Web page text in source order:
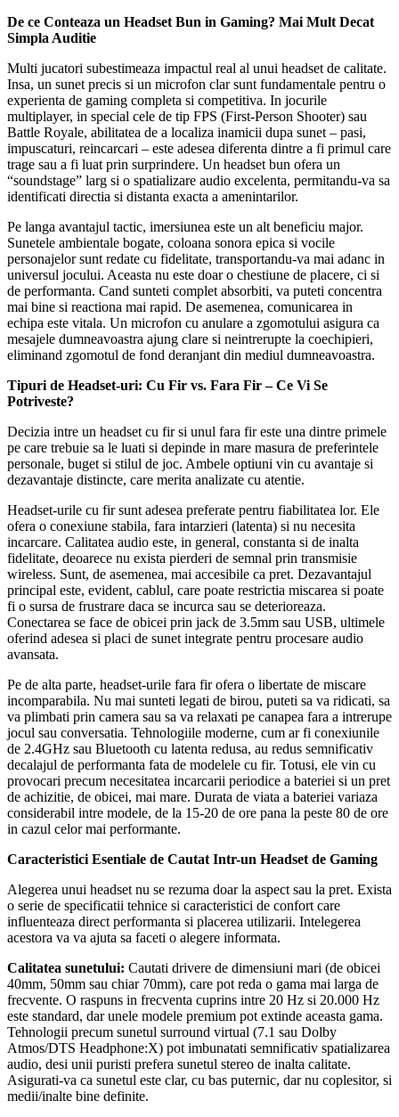
De ce Conteaza un Headset Bun in Gaming? Mai Mult Decat
Simpla Auditie
Multi jucatori subestimeaza impactul real al unui headset de calitate.
Insa, un sunet precis si un microfon clar sunt fundamentale pentru o
experienta de gaming completa si competitiva. In jocurile
multiplayer, in special cele de tip FPS (First-Person Shooter) sau
Battle Royale, abilitatea de a localiza inamicii dupa sunet – pasi,
impuscaturi, reincarcari – este adesea diferenta dintre a fi primul care
trage sau a fi luat prin surprindere. Un headset bun ofera un
“soundstage” larg si o spatializare audio excelenta, permitandu-va sa
identificati directia si distanta exacta a amenintarilor.
Pe langa avantajul tactic, imersiunea este un alt beneficiu major.
Sunetele ambientale bogate, coloana sonora epica si vocile
personajelor sunt redate cu fidelitate, transportandu-va mai adanc in
universul jocului. Aceasta nu este doar o chestiune de placere, ci si
de performanta. Cand sunteti complet absorbiti, va puteti concentra
mai bine si reactiona mai rapid. De asemenea, comunicarea in
echipa este vitala. Un microfon cu anulare a zgomotului asigura ca
mesajele dumneavoastra ajung clare si neintrerupte la coechipieri,
eliminand zgomotul de fond deranjant din mediul dumneavoastra.
Tipuri de Headset-uri: Cu Fir vs. Fara Fir – Ce Vi Se
Potriveste?
Decizia intre un headset cu fir si unul fara fir este una dintre primele
pe care trebuie sa le luati si depinde in mare masura de preferintele
personale, buget si stilul de joc. Ambele optiuni vin cu avantaje si
dezavantaje distincte, care merita analizate cu atentie.
Headset-urile cu fir sunt adesea preferate pentru fiabilitatea lor. Ele
ofera o conexiune stabila, fara intarzieri (latenta) si nu necesita
incarcare. Calitatea audio este, in general, constanta si de inalta
fidelitate, deoarece nu exista pierderi de semnal prin transmisie
wireless. Sunt, de asemenea, mai accesibile ca pret. Dezavantajul
principal este, evident, cablul, care poate restrictia miscarea si poate
fi o sursa de frustrare daca se incurca sau se deterioreaza.
Conectarea se face de obicei prin jack de 3.5mm sau USB, ultimele
oferind adesea si placi de sunet integrate pentru procesare audio
avansata.
Pe de alta parte, headset-urile fara fir ofera o libertate de miscare
incomparabila. Nu mai sunteti legati de birou, puteti sa va ridicati, sa
va plimbati prin camera sau sa va relaxati pe canapea fara a intrerupe
jocul sau conversatia. Tehnologiile moderne, cum ar fi conexiunile
de 2.4GHz sau Bluetooth cu latenta redusa, au redus semnificativ
decalajul de performanta fata de modelele cu fir. Totusi, ele vin cu
provocari precum necesitatea incarcarii periodice a bateriei si un pret
de achizitie, de obicei, mai mare. Durata de viata a bateriei variaza
considerabil intre modele, de la 15-20 de ore pana la peste 80 de ore
in cazul celor mai performante.
Caracteristici Esentiale de Cautat Intr-un Headset de Gaming
Alegerea unui headset nu se rezuma doar la aspect sau la pret. Exista
o serie de specificatii tehnice si caracteristici de confort care
influenteaza direct performanta si placerea utilizarii. Intelegerea
acestora va va ajuta sa faceti o alegere informata.
Calitatea sunetului: Cautati drivere de dimensiuni mari (de obicei
40mm, 50mm sau chiar 70mm), care pot reda o gama mai larga de
frecvente. O raspuns in frecventa cuprins intre 20 Hz si 20.000 Hz
este standard, dar unele modele premium pot extinde aceasta gama.
Tehnologii precum sunetul surround virtual (7.1 sau Dolby
Atmos/DTS Headphone:X) pot imbunatati semnificativ spatializarea
audio, desi unii puristi prefera sunetul stereo de inalta calitate.
Asigurati-va ca sunetul este clar, cu bas puternic, dar nu coplesitor, si
medii/inalte bine definite.